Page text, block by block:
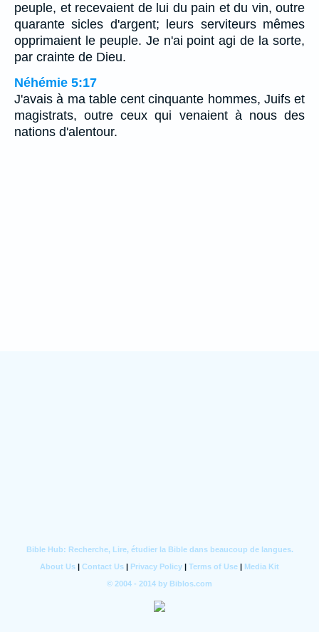
peuple, et recevaient de lui du pain et du vin, outre
quarante sicles d'argent; leurs serviteurs mêmes
opprimaient le peuple. Je n'ai point agi de la sorte,
par crainte de Dieu.
Néhémie 5:17
J'avais à ma table cent cinquante hommes, Juifs et
magistrats, outre ceux qui venaient à nous des
nations d'alentour.